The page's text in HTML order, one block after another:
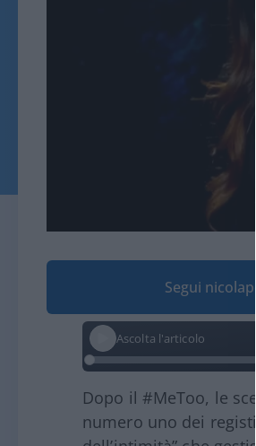
Segui
Ascolta l'articolo
Dopo il #MeToo, le
numero uno dei